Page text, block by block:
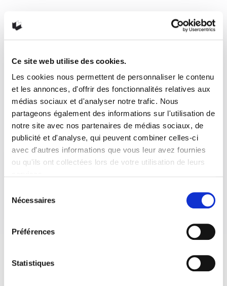
Ce site web utilise des cookies.
Les cookies nous permettent de personnaliser le contenu
et les annonces, d'offrir des fonctionnalités relatives aux
médias sociaux et d'analyser notre trafic. Nous
partageons également des informations sur l'utilisation de
notre site avec nos partenaires de médias sociaux, de
publicité et d'analyse, qui peuvent combiner celles-ci
avec d'autres informations que vous leur avez fournies
ou qu'ils ont collectées lors de votre utilisation de leurs
Nécessaires
Préférences
Statistiques
seule et unique bande dessinée qu’il ait réalisée dans sa
carrière, Soft City, sera une singulière expérience. Les
quelques tableaux et illustrations qu’on y retrouve sont de
causée par la bureaucratie et ses avatars (blocs
lignée thématique.
20 juillet 2017 0 1